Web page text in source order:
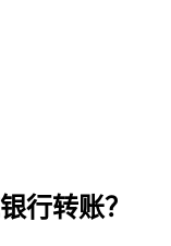
行转账？